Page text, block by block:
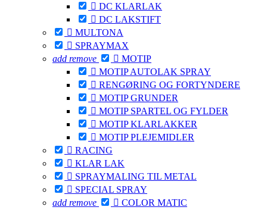
 DC KLARLAK
 DC LAKSTIFT
 MULTONA
 SPRAYMAX
add remove  MOTIP
 MOTIP AUTOLAK SPRAY
 RENGØRING OG FORTYNDERE
 MOTIP GRUNDER
 MOTIP SPARTEL OG FYLDER
 MOTIP KLARLAKKER
 MOTIP PLEJEMIDLER
 RACING
 KLAR LAK
 SPRAYMALING TIL METAL
 SPECIAL SPRAY
add remove  COLOR MATIC